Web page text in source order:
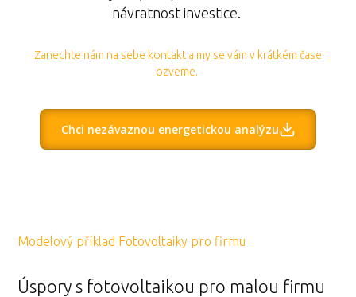
návratnost investice.
Zanechte nám na sebe kontakt a my se vám v krátkém čase
ozveme.
Chci nezávaznou energetickou analýzu
Modelový příklad Fotovoltaiky pro firmu
Úspory s fotovoltaikou pro malou firmu